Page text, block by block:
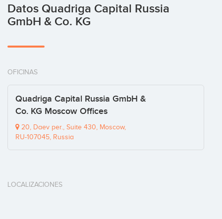
Datos Quadriga Capital Russia
GmbH & Co. KG
OFICINAS
Quadriga Capital Russia GmbH &
Co. KG Moscow Offices
20, Daev per., Suite 430, Moscow,
RU-107045, Russia
LOCALIZACIONES